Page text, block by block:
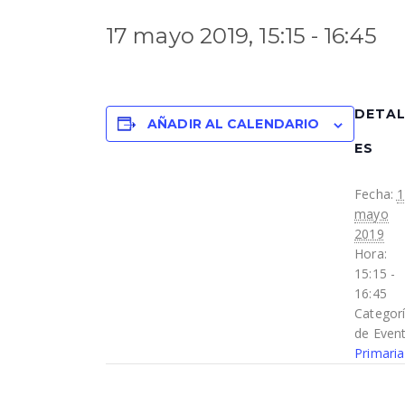
17 mayo 2019, 15:15 - 16:45
AÑADIR AL CALENDARIO
ES
Fecha:
mayo
2019
Hora:
15:15 -
16:45
de
Primaria